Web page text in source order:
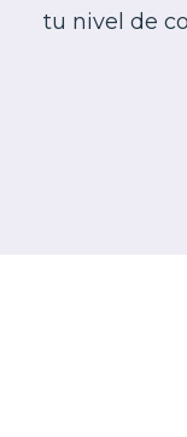
tu nivel de